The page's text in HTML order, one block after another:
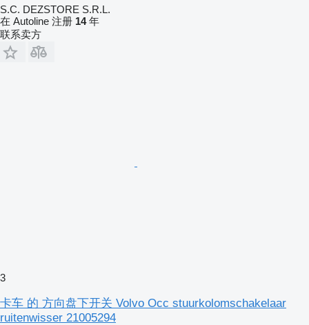
S.C. DEZSTORE S.R.L.
在 Autoline 注册 14年
联系卖方
3
卡车 的 方向盘下开关 Volvo Occ stuurkolomschakelaar
ruitenwisser 21005294